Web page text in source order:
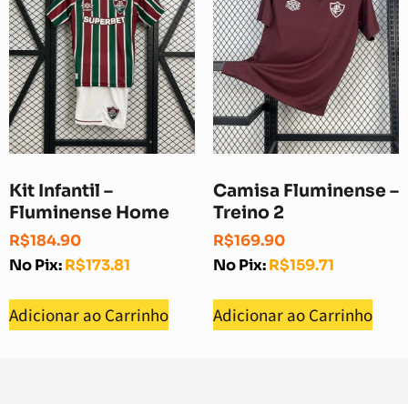
Kit Infantil –
Fluminense Home
R$184.90
No Pix:R$173.81
Adicionar ao Carrinho
Camisa Fluminense –
Treino 2
R$169.90
No Pix:R$159.71
Adicionar ao Carrinho